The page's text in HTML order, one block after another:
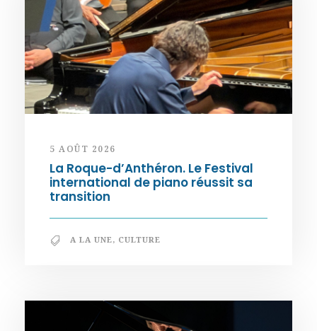
5 AOÛT 2026
La Roque-d’Anthéron. Le Festival
international de piano réussit sa
transition
A LA UNE, CULTURE